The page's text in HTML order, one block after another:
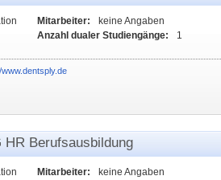
Mitarbeiter:
keine Angaben
Anzahl dualer Studiengänge:
1
HR Berufsausbildung
Mitarbeiter:
keine Angaben